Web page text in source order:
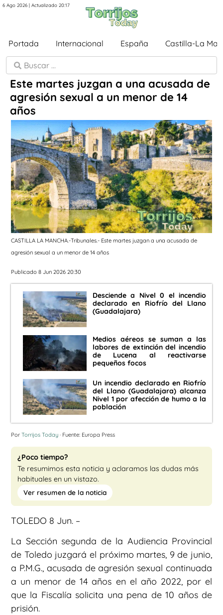
6 Ago 2026 | Actualizado 20:17
Portada Internacional España Castilla-La
Este martes juzgan a una acusada de
agresión sexual a un menor de 14
años
CASTILLA LA MANCHA.-Tribunales.- Este martes juzgan a una acusada de
agresión sexual a un menor de 14 años
Publicado 8 Jun 2026 20:30
Desciende a Nivel 0 el incendio
declarado en Riofrío del Llano
(Guadalajara)
Medios aéreos se suman a las
labores de extinción del incendio
de Lucena al reactivarse
pequeños focos
Un incendio declarado en Riofrío
del Llano (Guadalajara) alcanza
Nivel 1 por afección de humo a la
población
Por Torrijos Today · Fuente: Europa Press
¿Poco tiempo?
Te resumimos esta noticia y aclaramos las dudas más
habituales en un vistazo.
Ver resumen de la noticia
TOLEDO 8 Jun. –
La Sección segunda de la Audiencia Provincial
de Toledo juzgará el próximo martes, 9 de junio,
a P.M.G., acusada de agresión sexual continuada
a un menor de 14 años en el año 2022, por el
que la Fiscalía solicita una pena de 10 años de
prisión.